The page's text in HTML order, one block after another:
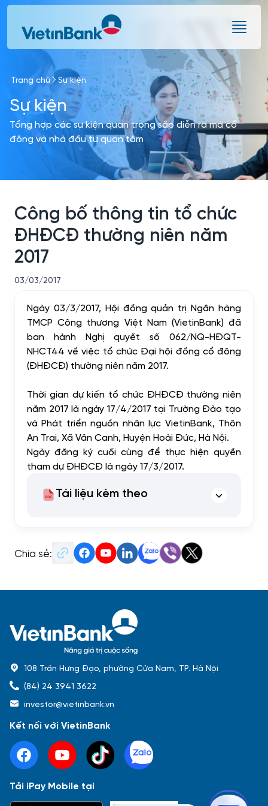
Skip to Main Content
Trang chủ Sự kiện
Sự kiện
Tổng hợp các sự kiện quan trọng sắp diễn ra mà cổ
đông và nhà đầu tư quan tâm
Công bố thông tin tổ chức
ĐHĐCĐ thường niên năm
2017
03/03/2017
Ngày 03/3/2017, Hội đồng quản trị Ngân hàng
TMCP Công thương Việt Nam (VietinBank) đã
ban hành Nghị quyết số 062/NQ-HĐQT-
NHCT44 về việc tổ chức Đại hội đồng cổ đông
(ĐHĐCĐ) thường niên năm 2017.
Thời gian dự kiến tổ chức ĐHĐCĐ thường niên
năm 2017 là ngày 17/4/2017 tại Trường Đào tạo
và Phát triển nguồn nhân lực VietinBank, Thôn
An Trai, Xã Vân Canh, Huyện Hoài Đức, Hà Nội.
Ngày đăng ký cuối cùng để thực hiện quyền
tham dự ĐHĐCĐ là ngày 17/3/2017.
Tài liệu kèm theo
Chia sẻ:
108 Trần Hưng Đạo, phường Cửa Nam, TP. Hà Nội
(84) 24 3941 3622
investor@vietinbank.vn
Kết nối với VietinBank
Tải iPay Mobile tại